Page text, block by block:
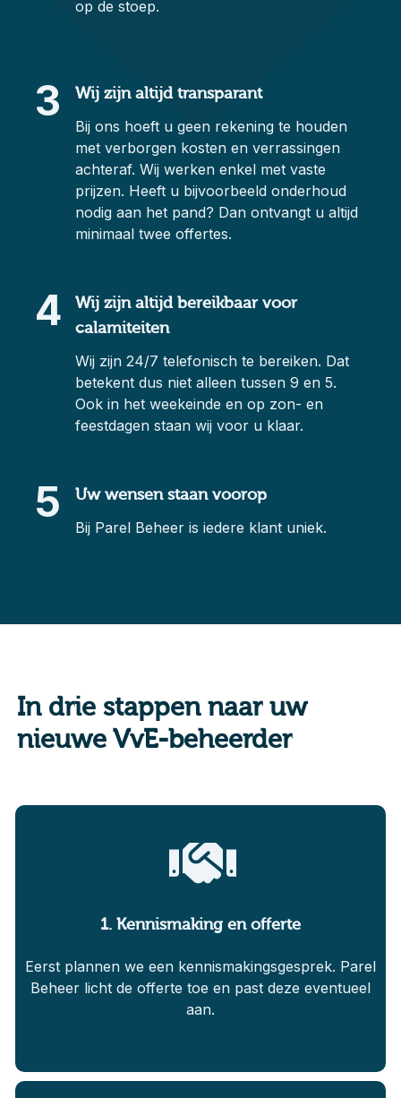
op de stoep.
3 Wij zijn altijd transparant
Bij ons hoeft u geen rekening te houden
met verborgen kosten en verrassingen
achteraf. Wij werken enkel met vaste
prijzen. Heeft u bijvoorbeeld onderhoud
nodig aan het pand? Dan ontvangt u altijd
minimaal twee offertes.
4
Wij zijn altijd bereikbaar voor
calamiteiten
Wij zijn 24/7 telefonisch te bereiken. Dat
betekent dus niet alleen tussen 9 en 5.
Ook in het weekeinde en op zon- en
feestdagen staan wij voor u klaar.
5 Uw wensen staan voorop
Bij Parel Beheer is iedere klant uniek.
In drie stappen naar uw
nieuwe VvE-beheerder
1. Kennismaking en offerte
Eerst plannen we een kennismakingsgesprek. Parel
Beheer licht de offerte toe en past deze eventueel
aan.